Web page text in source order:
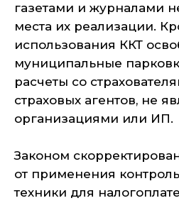
газетами и журналами
места их реализации.
использования ККТ
муниципальные
расчеты со
страховых агентов, не
организациями или ИП.
Законом
от применения
техники для